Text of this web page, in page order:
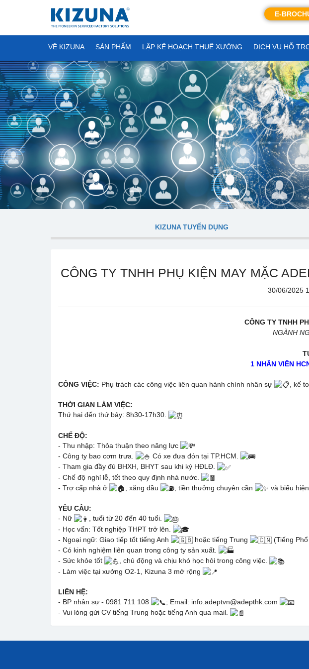
E-
VỀ KIZUNA SẢN PHẨM LẬP KẾ HOẠCH THUÊ XƯỞNG DỊCH VỤ HỖ
KIZUNA TUYỂN DỤNG
CÔNG TY TNHH PHỤ KIỆN MAY MẶC
30/06/2025
CÔNG TY TNHH
NGÀNH
1 NHÂN VIÊN
CÔNG VIỆC: Phụ trách các công việc liên quan hành chính nhân sự , kế
THỜI GIAN LÀM VIỆC:
Thứ hai đến thứ bảy: 8h30-17h30.
CHẾ ĐỘ:
- Thu nhập: Thỏa thuận theo năng lực
- Công ty bao cơm trưa.
Có xe đưa đón tại TP.HCM.
- Tham gia đầy đủ BHXH, BHYT sau khi ký HĐLĐ.
- Chế độ nghỉ lễ, tết theo quy định nhà nước.
- Trợ cấp nhà ở
, xăng dầu , tiền thưởng chuyên cần và biểu
YÊU CẦU:
- Nữ
, tuổi từ 20 đến 40 tuổi.
- Học vấn: Tốt nghiệp THPT trở lên.
- Ngoại ngữ: Giao tiếp tốt tiếng Anh
hoặc tiếng Trung
(Tiếng
- Có kinh nghiệm liên quan trong công ty sản xuất.
- Sức khỏe tốt
, chủ động và chịu khó học hỏi trong công việc.
- Làm việc tại xưởng O2-1, Kizuna 3 mở rộng
LIÊN HỆ:
- BP nhân sự - 0981 711 108
; Email: info.adeptvn@adepthk.com
- Vui lòng gửi CV tiếng Trung hoặc tiếng Anh qua mail.